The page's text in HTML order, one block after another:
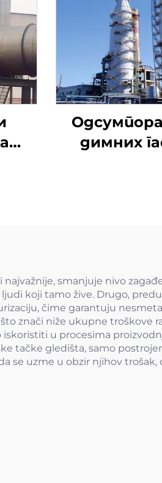
димних
smanjuje nivo
koji tamo žive. Drugo,
čime garantuju
znači niže ukupne troškove
u procesima
tačke gledišta, samo
se uzme u obzir njihov trošak,